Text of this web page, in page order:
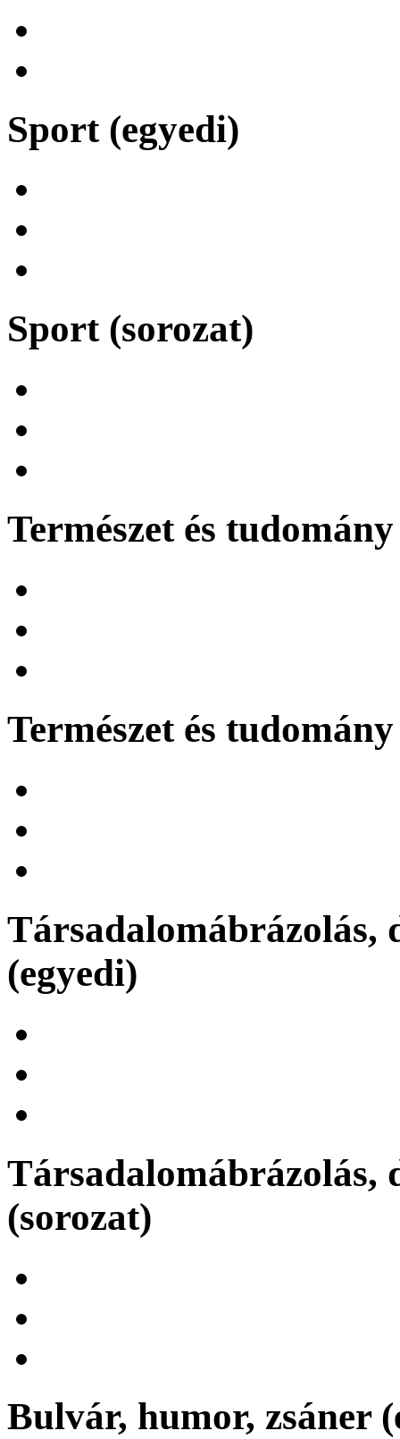
Sport (egyedi)
Sport (sorozat)
Természet és
Természet és
Társadalomábrázolás,
(egyedi)
Társadalomábrázolás,
(sorozat)
Bulvár, humor, zsáner